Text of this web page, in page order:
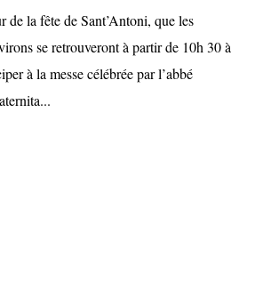
de la fête de Sant’Antoni, que les
se retrouveront à partir de 10h 30 à
à la messe célébrée par l’abbé